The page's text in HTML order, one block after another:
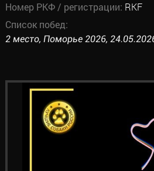
Номер РКФ / регистрации: RKF
Список побед:
2 место, Поморье 2026,